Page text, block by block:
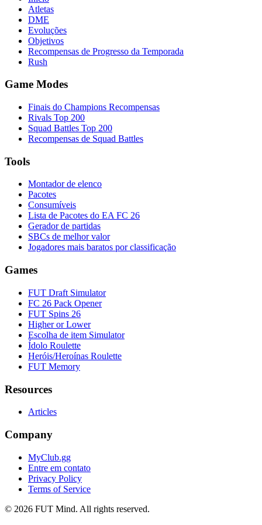
Atletas
DME
Evoluções
Objetivos
Recompensas de Progresso da Temporada
Rush
Game Modes
Finais do Champions Recompensas
Rivals Top 200
Squad Battles Top 200
Recompensas de Squad Battles
Tools
Montador de elenco
Pacotes
Consumíveis
Lista de Pacotes do EA FC 26
Gerador de partidas
SBCs de melhor valor
Jogadores mais baratos por classificação
Games
FUT Draft Simulator
FC 26 Pack Opener
FUT Spins 26
Higher or Lower
Escolha de item Simulator
Ídolo Roulette
Heróis/Heroínas Roulette
FUT Memory
Resources
Articles
Company
MyClub.gg
Entre em contato
Privacy Policy
Terms of Service
© 2026 FUT Mind. All rights reserved.